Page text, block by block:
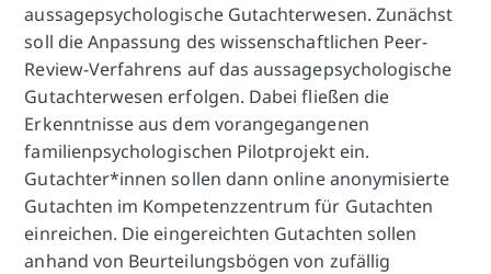
aussagepsychologische Gutachterwesen. Zunächst
soll die Anpassung des wissenschaftlichen Peer-
Review-Verfahrens auf das aussagepsychologische
Gutachterwesen erfolgen. Dabei fließen die
Erkenntnisse aus dem vorangegangenen
familienpsychologischen Pilotprojekt ein.
Gutachter*innen sollen dann online anonymisierte
Gutachten im Kompetenzzentrum für Gutachten
einreichen. Die eingereichten Gutachten sollen
anhand von Beurteilungsbögen von zufällig